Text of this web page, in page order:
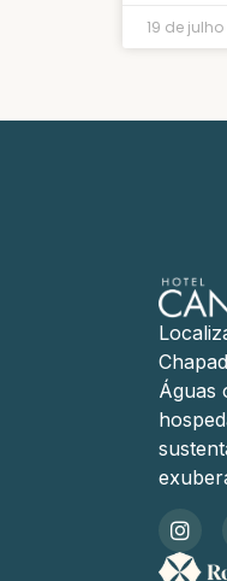
19 de
Águas